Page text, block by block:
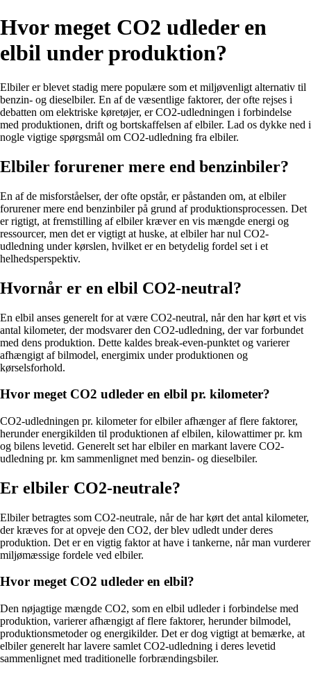
Hvor meget CO2 udleder en
elbil under produktion?
Elbiler er blevet stadig mere populære som et miljøvenligt alternativ til
benzin- og dieselbiler. En af de væsentlige faktorer, der ofte rejses i
debatten om elektriske køretøjer, er CO2-udledningen i forbindelse
med produktionen, drift og bortskaffelsen af elbiler. Lad os dykke ned i
nogle vigtige spørgsmål om CO2-udledning fra elbiler.
Elbiler forurener mere end benzinbiler?
En af de misforståelser, der ofte opstår, er påstanden om, at elbiler
forurener mere end benzinbiler på grund af produktionsprocessen. Det
er rigtigt, at fremstilling af elbiler kræver en vis mængde energi og
ressourcer, men det er vigtigt at huske, at elbiler har nul CO2-
udledning under kørslen, hvilket er en betydelig fordel set i et
helhedsperspektiv.
Hvornår er en elbil CO2-neutral?
En elbil anses generelt for at være CO2-neutral, når den har kørt et vis
antal kilometer, der modsvarer den CO2-udledning, der var forbundet
med dens produktion. Dette kaldes break-even-punktet og varierer
afhængigt af bilmodel, energimix under produktionen og
kørselsforhold.
Hvor meget CO2 udleder en elbil pr. kilometer?
CO2-udledningen pr. kilometer for elbiler afhænger af flere faktorer,
herunder energikilden til produktionen af elbilen, kilowattimer pr. km
og bilens levetid. Generelt set har elbiler en markant lavere CO2-
udledning pr. km sammenlignet med benzin- og dieselbiler.
Er elbiler CO2-neutrale?
Elbiler betragtes som CO2-neutrale, når de har kørt det antal kilometer,
der kræves for at opveje den CO2, der blev udledt under deres
produktion. Det er en vigtig faktor at have i tankerne, når man vurderer
miljømæssige fordele ved elbiler.
Hvor meget CO2 udleder en elbil?
Den nøjagtige mængde CO2, som en elbil udleder i forbindelse med
produktion, varierer afhængigt af flere faktorer, herunder bilmodel,
produktionsmetoder og energikilder. Det er dog vigtigt at bemærke, at
elbiler generelt har lavere samlet CO2-udledning i deres levetid
sammenlignet med traditionelle forbrændingsbiler.